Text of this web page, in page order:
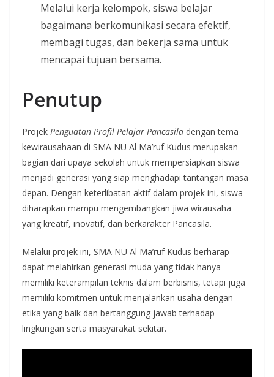
Melalui kerja kelompok, siswa belajar
bagaimana berkomunikasi secara efektif,
membagi tugas, dan bekerja sama untuk
mencapai tujuan bersama.
Penutup
Projek Penguatan Profil Pelajar Pancasila dengan tema
kewirausahaan di SMA NU Al Ma’ruf Kudus merupakan
bagian dari upaya sekolah untuk mempersiapkan siswa
menjadi generasi yang siap menghadapi tantangan masa
depan. Dengan keterlibatan aktif dalam projek ini, siswa
diharapkan mampu mengembangkan jiwa wirausaha
yang kreatif, inovatif, dan berkarakter Pancasila.
Melalui projek ini, SMA NU Al Ma’ruf Kudus berharap
dapat melahirkan generasi muda yang tidak hanya
memiliki keterampilan teknis dalam berbisnis, tetapi juga
memiliki komitmen untuk menjalankan usaha dengan
etika yang baik dan bertanggung jawab terhadap
lingkungan serta masyarakat sekitar.